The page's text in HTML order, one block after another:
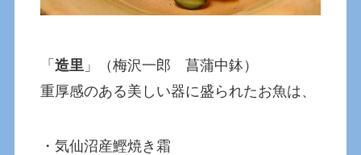
「造里 」（梅沢一郎 菖蒲中鉢）
重厚感のある美しい器に盛られたお魚は、
・気仙沼産鰹焼き霜